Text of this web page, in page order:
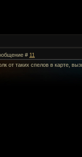
# 11
от таких спелов в карте,